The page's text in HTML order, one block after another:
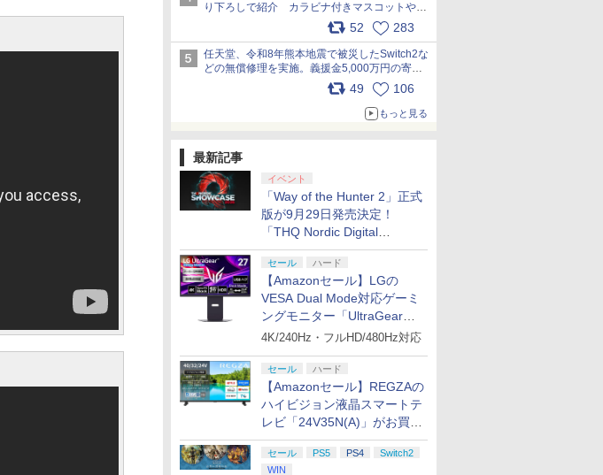
り下ろしで紹介 カラビナ付きマスコットやス
52 283
任天堂、令和8年熊本地震で被災したSwitch2な
どの無償修理を実施。義援金5,000万円の寄付
も発表 pic.x.com/BAYsMfUfUC
49 106
もっと見る
最新記事
イベント
「Way of the Hunter 2」正式
版が9月29日発売決定！
「THQ Nordic Digital
Showcase 2026」まとめ
セール ハード
【Amazonセール】LGの
VESA Dual Mode対応ゲーミ
ングモニター「UltraGear
27G850A-B」がお買い得！
4K/240Hz・フルHD/480Hz対応
セール ハード
【Amazonセール】REGZAの
ハイビジョン液晶スマートテ
レビ「24V35N(A)」がお買い
得！
セール PS5 PS4
Switch2
WIN